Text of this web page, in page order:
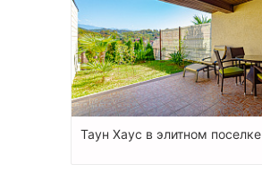
Таун Хаус в элитном поселке